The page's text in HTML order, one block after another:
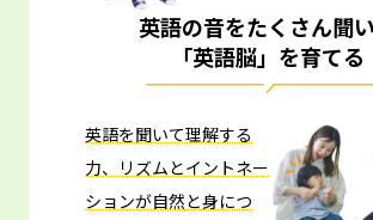
英語の音をたくさん聞
「英語脳」を育てる
英語を聞いて理解する
力、リズムとイントネー
ションが自然と身につ